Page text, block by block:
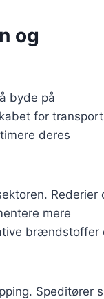
og
byde på
for
deres
Rederier
mere
brændstoffer
Speditører